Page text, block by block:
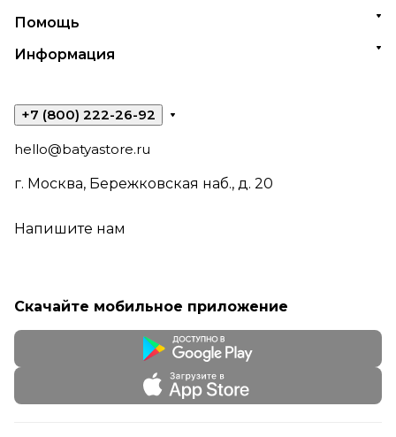
Помощь
Информация
+7 (800) 222-26-92
hello@batyastore.ru
г. Москва, Бережковская наб., д. 20
Напишите нам
Скачайте мобильное приложение